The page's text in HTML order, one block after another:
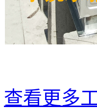
查看更多